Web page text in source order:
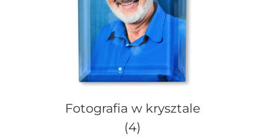
Fotografia w krysztale
(4)